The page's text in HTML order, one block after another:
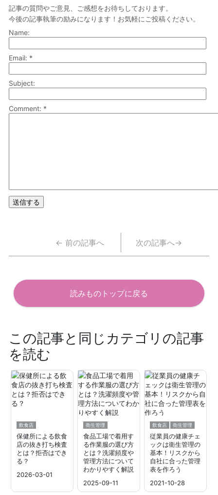
記事の質問やご意見、ご感想をお待ちしております。
今後の記事執筆の励みになります！お気軽にご投稿ください。
Name:
Email: *
Subject:
Comment: *
← 前の記事へ 次の記事へ→
読みものトップに戻る
この記事と同じカテゴリの記事
を読む
飲食店
保健所による飲食
店の抜き打ち検査
とは？拒否はでき
る？
2026-03-01
衛生管理
食品工場で着用す
る作業服の選び方
とは？洗濯頻度や
管理方法について
わかりやすく解説
2025-09-11
飲食店 衛生管理
従業員の健康チェ
ックは衛生管理の
基本！リスクから
自社に合った管理
表を作ろう
2021-10-28